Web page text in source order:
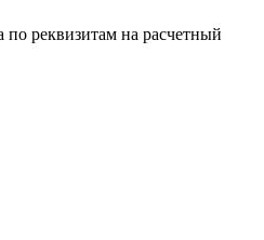
по реквизитам на расчетный